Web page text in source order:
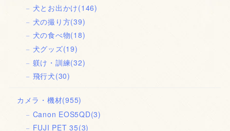
犬とお出かけ(146)
犬の撮り方(39)
犬の食べ物(18)
犬グッズ(19)
躾け・訓練(32)
飛行犬(30)
カメラ・機材(955)
Canon EOS5QD(3)
FUJI PET 35(3)